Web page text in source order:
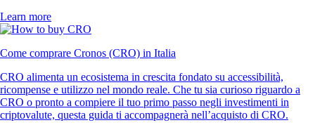
Learn more
Come comprare Cronos (CRO) in Italia
CRO alimenta un ecosistema in crescita fondato su accessibilità,
ricompense e utilizzo nel mondo reale. Che tu sia curioso riguardo a
CRO o pronto a compiere il tuo primo passo negli investimenti in
criptovalute, questa guida ti accompagnerà nell’acquisto di CRO.